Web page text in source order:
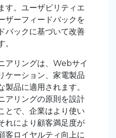
す。ユーザビリティエ
ザーフィードバックを
バックに基づいて改善
アリングは、Webサイ
ケーション、家電製品
品に適用されます。
アリングの原則を設計
とで、企業はより使い
れにより顧客満足度が
客ロイヤルティ向上に